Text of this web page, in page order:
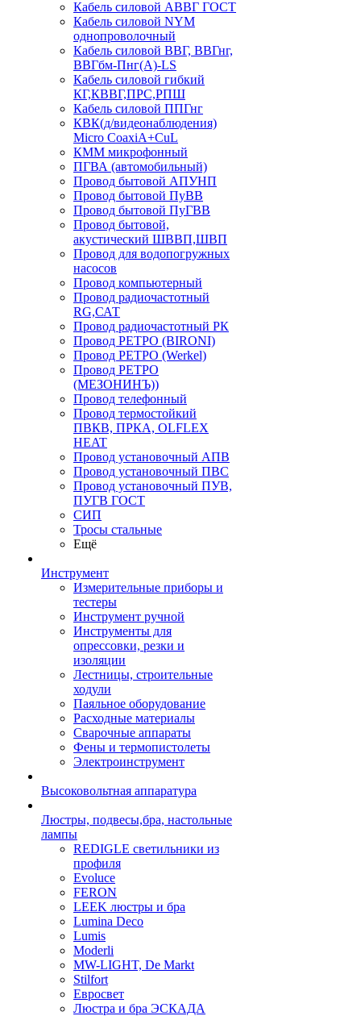
Кабель силовой АВВГ ГОСТ
Кабель силовой NYM
однопроволочный
Кабель силовой ВВГ, ВВГнг,
ВВГбм-Пнг(А)-LS
Кабель силовой гибкий
КГ,КВВГ,ПРС,РПШ
Кабель силовой ППГнг
КВК(д/видеонаблюдения)
Micro CoaxiA+CuL
КММ микрофонный
ПГВА (автомобильный)
Провод бытовой АПУНП
Провод бытовой ПуВВ
Провод бытовой ПуГВВ
Провод бытовой,
акустический ШВВП,ШВП
Провод для водопогружных
насосов
Провод компьютерный
Провод радиочастотный
RG,САТ
Провод радиочастотный РК
Провод РЕТРО (BIRONI)
Провод РЕТРО (Werkel)
Провод РЕТРО
(МЕЗОНИНЪ))
Провод телефонный
Провод термостойкий
ПВКВ, ПРКА, OLFLEX
HEAT
Провод установочный АПВ
Провод установочный ПВС
Провод установочный ПУВ,
ПУГВ ГОСТ
СИП
Тросы стальные
Ещё
Инструмент
Измерительные приборы и
тестеры
Инструмент ручной
Инструменты для
опрессовки, резки и
изоляции
Лестницы, строительные
ходули
Паяльное оборудование
Расходные материалы
Сварочные аппараты
Фены и термопистолеты
Электроинструмент
Высоковольтная аппаратура
Люстры, подвесы,бра, настольные
лампы
REDIGLE светильники из
профиля
Evoluce
FERON
LEEK люстры и бра
Lumina Deco
Lumis
Moderli
MW-LIGHT, De Markt
Stilfort
Евросвет
Люстра и бра ЭСКАДА